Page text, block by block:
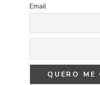
Email